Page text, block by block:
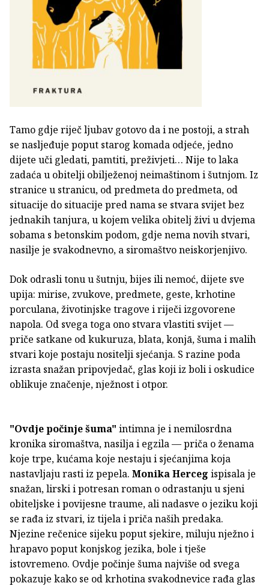
Tamo gdje riječ ljubav gotovo da i ne postoji, a strah
se nasljeđuje poput starog komada odjeće, jedno
dijete uči gledati, pamtiti, preživjeti… Nije to laka
zadaća u obitelji obilježenoj neimaštinom i šutnjom. Iz
stranice u stranicu, od predmeta do predmeta, od
situacije do situacije pred nama se stvara svijet bez
jednakih tanjura, u kojem velika obitelj živi u dvjema
sobama s betonskim podom, gdje nema novih stvari,
nasilje je svakodnevno, a siromaštvo neiskorjenjivo.
Dok odrasli tonu u šutnju, bijes ili nemoć, dijete sve
upija: mirise, zvukove, predmete, geste, krhotine
porculana, životinjske tragove i riječi izgovorene
napola. Od svega toga ono stvara vlastiti svijet —
priče satkane od kukuruza, blata, konjā, šuma i malih
stvari koje postaju nositelji sjećanja. S razine poda
izrasta snažan pripovjedač, glas koji iz boli i oskudice
oblikuje značenje, nježnost i otpor.
"Ovdje počinje šuma" intimna je i nemilosrdna
kronika siromaštva, nasilja i egzila — priča o ženama
koje trpe, kućama koje nestaju i sjećanjima koja
nastavljaju rasti iz pepela. Monika Herceg ispisala je
snažan, lirski i potresan roman o odrastanju u sjeni
obiteljske i povijesne traume, ali nadasve o jeziku koji
se rađa iz stvari, iz tijela i priča naših predaka.
Njezine rečenice sijeku poput sjekire, miluju nježno i
hrapavo poput konjskog jezika, bole i tješe
istovremeno. Ovdje počinje šuma najviše od svega
pokazuje kako se od krhotina svakodnevice rađa glas